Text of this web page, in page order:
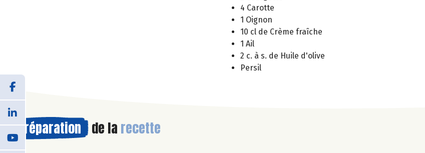
4 Carotte
1 Oignon
10 cl de Crème fraîche
1 Ail
2 c. à s. de Huile d'olive
Persil
Préparation de la recette